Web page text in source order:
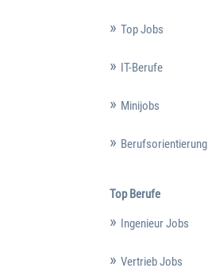
Top Jobs
IT-Berufe
Minijobs
Berufsorientierung
Top Berufe
Ingenieur Jobs
Vertrieb Jobs